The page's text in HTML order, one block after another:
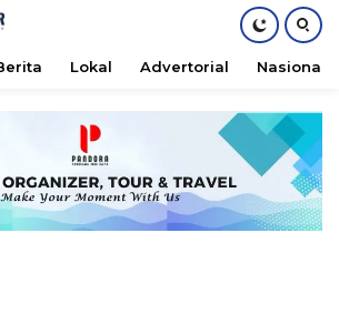
Lokal Advertorial Nasional